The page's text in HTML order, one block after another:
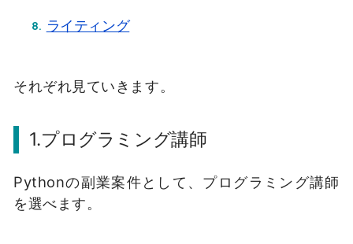
ライティング
それぞれ見ていきます。
1.プログラミング講師
Pythonの副業案件として、プログラミング講師
を選べます。